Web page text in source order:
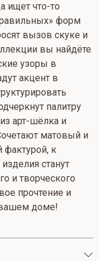
ищет что-то
форм
вызов скуке и
вы найдёте
узоры в
акцент в
палитру
арт-шёлка и
матовый и
фактурой, к
станут
и творческого
прочтение и
вашем доме!